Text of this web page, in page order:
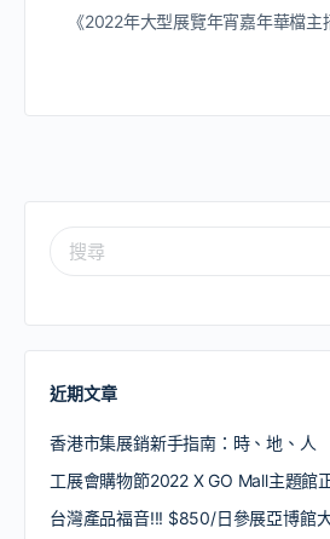
《2022年大型展覽年宵嘉年華檔
近期文章
香港市集展銷新手指南：時、地、人
工展會購物節2022 X GO Mall主題館
台灣產品福音!!! $850/日參展亞博館